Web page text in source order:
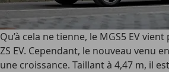
Qu’à cela ne tienne, le MGS5 EV
ZS EV. Cependant, le nouveau venu
une croissance. Taillant à 4,47 m, il